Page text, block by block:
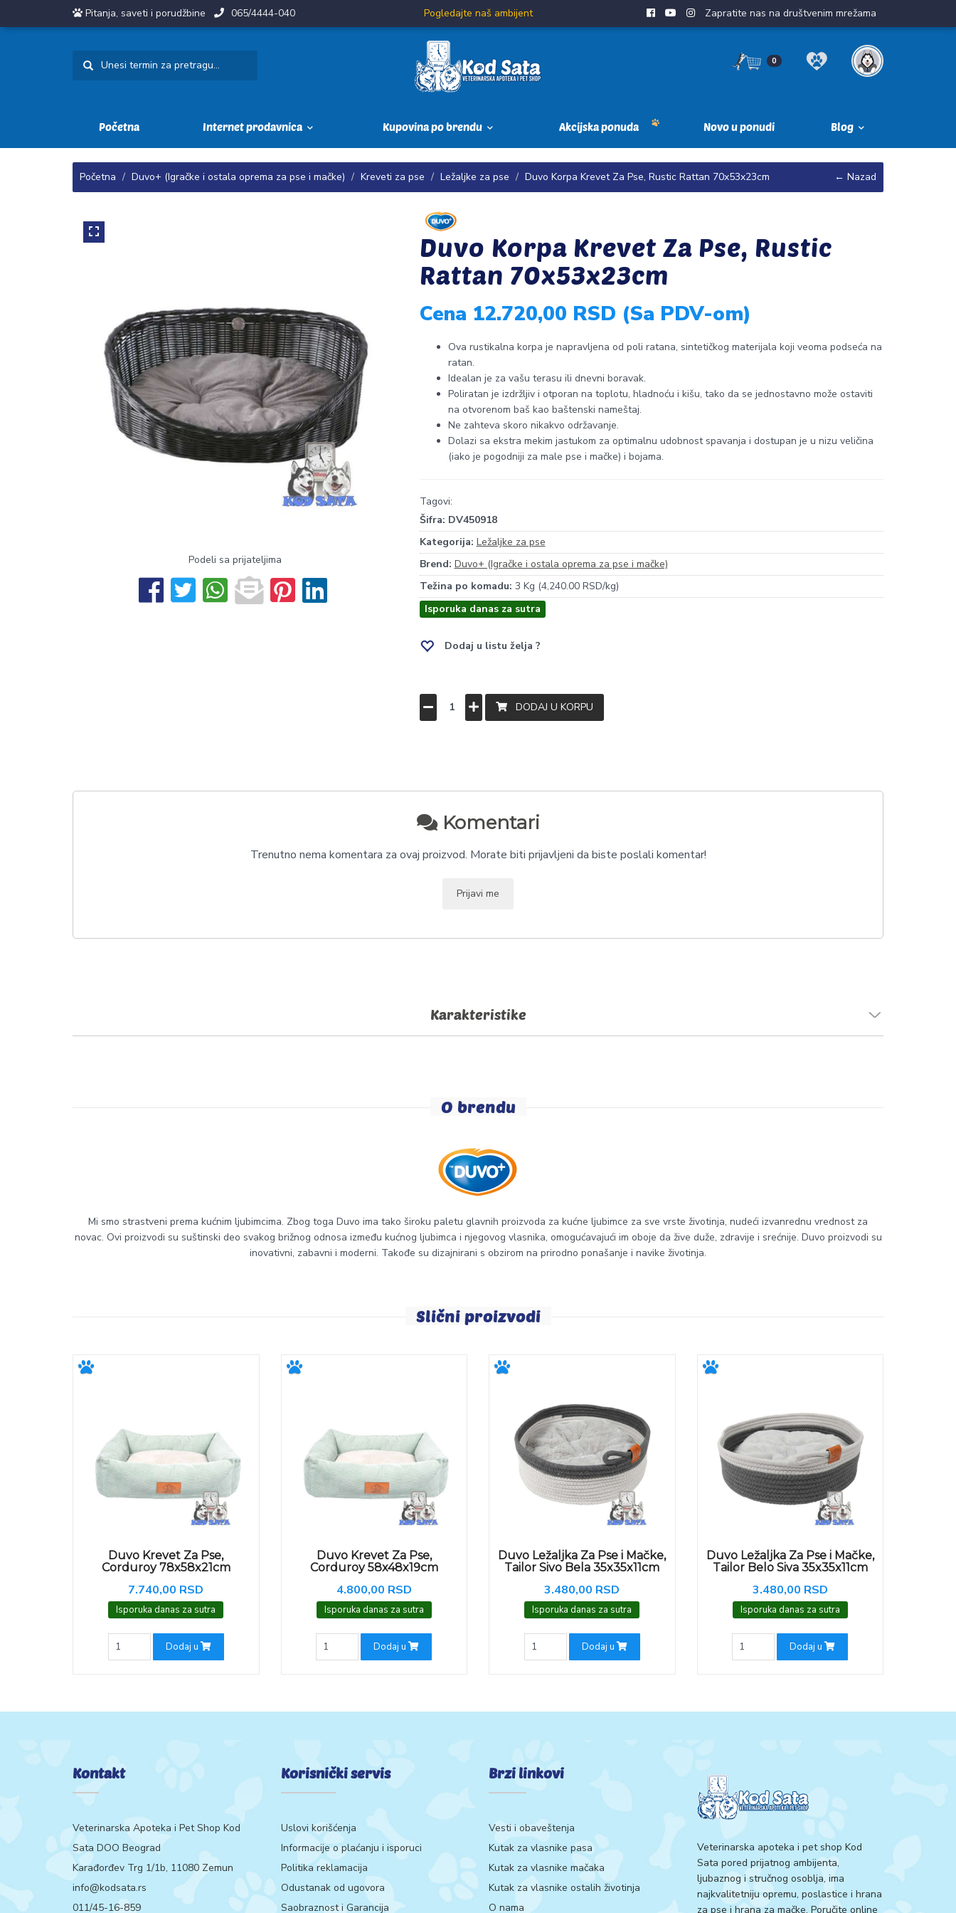
Pitanja, saveti i porudžbine 065/4444-040 Pogledajte naš ambijent Zapratite nas na društvenim mrežama
0
Početna Internet prodavnica Kupovina po brendu Akcijska ponuda Novo u ponudi Blog
Početna Duvo+ (Igračke i ostala oprema za pse i mačke) Kreveti za pse Ležaljke za pse Duvo Korpa Krevet Za Pse, Rustic Rattan 70x53x23cm ← Nazad
Podeli sa prijateljima
Duvo Korpa Krevet Za Pse, Rustic
Rattan 70x53x23cm
Cena 12.720,00 RSD (Sa PDV-om)
Ova rustikalna korpa je napravljena od poli ratana, sintetičkog materijala koji veoma podseća na
ratan.
Idealan je za vašu terasu ili dnevni boravak.
Poliratan je izdržljiv i otporan na toplotu, hladnoću i kišu, tako da se jednostavno može ostaviti
na otvorenom baš kao baštenski nameštaj.
Ne zahteva skoro nikakvo održavanje.
Dolazi sa ekstra mekim jastukom za optimalnu udobnost spavanja i dostupan je u nizu veličina
(iako je pogodniji za male pse i mačke) i bojama.
Tagovi:
Šifra: DV450918
Kategorija: Ležaljke za pse
Brend: Duvo+ (Igračke i ostala oprema za pse i mačke)
Težina po komadu: 3 Kg (4,240.00 RSD/kg)
Isporuka danas za sutra
Dodaj u listu želja ?
DODAJ U KORPU
Komentari
Trenutno nema komentara za ovaj proizvod. Morate biti prijavljeni da biste poslali komentar!
Prijavi me
Karakteristike
O brendu
Mi smo strastveni prema kućnim ljubimcima. Zbog toga Duvo ima tako široku paletu glavnih proizvoda za kućne ljubimce za sve vrste životinja, nudeći izvanrednu vrednost za
novac. Ovi proizvodi su suštinski deo svakog brižnog odnosa između kućnog ljubimca i njegovog vlasnika, omogućavajući im oboje da žive duže, zdravije i srećnije. Duvo proizvodi su
inovativni, zabavni i moderni. Takođe su dizajnirani s obzirom na prirodno ponašanje i navike životinja.
Slični proizvodi
Duvo Krevet Za Pse,
Corduroy 78x58x21cm
7.740,00 RSD
Isporuka danas za sutra
Dodaj u
Duvo Krevet Za Pse,
Corduroy 58x48x19cm
4.800,00 RSD
Isporuka danas za sutra
Dodaj u
Duvo Ležaljka Za Pse i Mačke,
Tailor Sivo Bela 35x35x11cm
3.480,00 RSD
Isporuka danas za sutra
Dodaj u
Duvo Ležaljka Za Pse i Mačke,
Tailor Belo Siva 35x35x11cm
3.480,00 RSD
Isporuka danas za sutra
Dodaj u
Kontakt
Veterinarska Apoteka i Pet Shop Kod
Sata DOO Beograd
Karađorđev Trg 1/1b, 11080 Zemun
info@kodsata.rs
011/45-16-859
Korisnički servis
Uslovi korišćenja
Informacije o plaćanju i isporuci
Politika reklamacija
Odustanak od ugovora
Saobraznost i Garancija
Brzi linkovi
Vesti i obaveštenja
Kutak za vlasnike pasa
Kutak za vlasnike mačaka
Kutak za vlasnike ostalih životinja
O nama
Veterinarska apoteka i pet shop Kod
Sata pored prijatnog ambijenta,
ljubaznog i stručnog osoblja, ima
najkvalitetniju opremu, poslastice i hrana
za pse i hrana za mačke. Poručite online